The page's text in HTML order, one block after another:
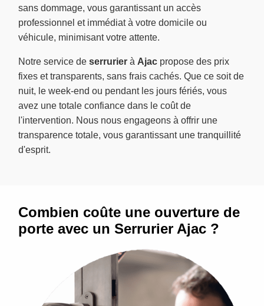
sans dommage, vous garantissant un accès
professionnel et immédiat à votre domicile ou
véhicule, minimisant votre attente.
Notre service de serrurier à Ajac propose des prix
fixes et transparents, sans frais cachés. Que ce soit de
nuit, le week-end ou pendant les jours fériés, vous
avez une totale confiance dans le coût de
l'intervention. Nous nous engageons à offrir une
transparence totale, vous garantissant une tranquillité
d'esprit.
Combien coûte une ouverture de
porte avec un Serrurier Ajac ?